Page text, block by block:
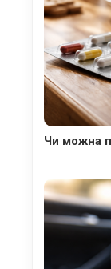
Чи можна